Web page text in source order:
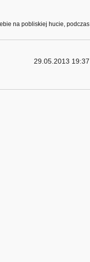
na pobliskiej hucie, podczas
29.05.2013 19:37